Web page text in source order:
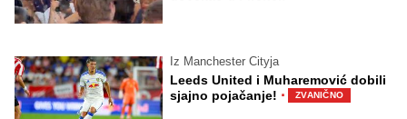
Iz Manchester Cityja
Leeds United i Muharemović dobili
sjajno pojačanje! · ZVANIČNO